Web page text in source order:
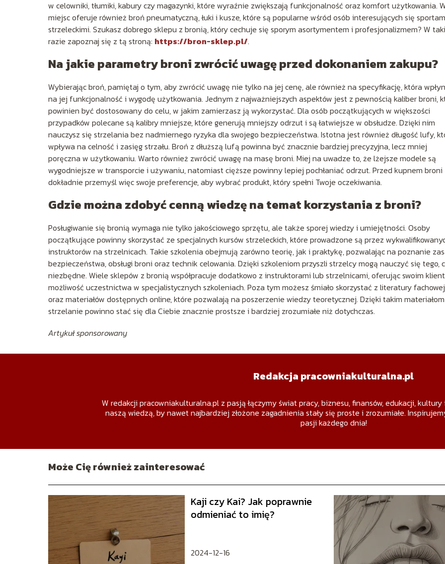
w celowniki, tłumiki, kabury czy magazynki, które wyraźnie zwiększają funkcjonalność oraz komfort użytkowania.
miejsc oferuje również broń pneumatyczną, łuki i kusze, które są popularne wśród osób interesujących się
strzeleckimi. Szukasz dobrego sklepu z bronią, który cechuje się sporym asortymentem i profesjonalizmem? W
razie zapoznaj się z tą stroną: https://bron-sklep.pl/.
Na jakie parametry broni zwrócić uwagę przed dokonaniem zakupu?
Wybierając broń, pamiętaj o tym, aby zwrócić uwagę nie tylko na jej cenę, ale również na specyfikację, która
na jej funkcjonalność i wygodę użytkowania. Jednym z najważniejszych aspektów jest z pewnością kaliber broni,
powinien być dostosowany do celu, w jakim zamierzasz ją wykorzystać. Dla osób początkujących w większości
przypadków polecane są kalibry mniejsze, które generują mniejszy odrzut i są łatwiejsze w obsłudze. Dzięki nim
nauczysz się strzelania bez nadmiernego ryzyka dla swojego bezpieczeństwa. Istotna jest również długość lufy,
wpływa na celność i zasięg strzału. Broń z dłuższą lufą powinna być znacznie bardziej precyzyjna, lecz mniej
poręczna w użytkowaniu. Warto również zwrócić uwagę na masę broni. Miej na uwadze to, że lżejsze modele są
wygodniejsze w transporcie i używaniu, natomiast cięższe powinny lepiej pochłaniać odrzut. Przed kupnem broni
dokładnie przemyśl więc swoje preferencje, aby wybrać produkt, który spełni Twoje oczekiwania.
Gdzie można zdobyć cenną wiedzę na temat korzystania z broni?
Posługiwanie się bronią wymaga nie tylko jakościowego sprzętu, ale także sporej wiedzy i umiejętności. Osoby
początkujące powinny skorzystać ze specjalnych kursów strzeleckich, które prowadzone są przez
instruktorów na strzelnicach. Takie szkolenia obejmują zarówno teorię, jak i praktykę, pozwalając na poznanie
bezpieczeństwa, obsługi broni oraz technik celowania. Dzięki szkoleniom przyszli strzelcy mogą nauczyć się tego,
niezbędne. Wiele sklepów z bronią współpracuje dodatkowo z instruktorami lub strzelnicami, oferując swoim
możliwość uczestnictwa w specjalistycznych szkoleniach. Poza tym możesz śmiało skorzystać z literatury fachowej
oraz materiałów dostępnych online, które pozwalają na poszerzenie wiedzy teoretycznej. Dzięki takim materiałom
strzelanie powinno stać się dla Ciebie znacznie prostsze i bardziej zrozumiałe niż dotychczas.
Artykuł sponsorowany
Redakcja pracowniakulturalna.pl
W redakcji pracowniakulturalna.pl z pasją łączymy świat pracy, biznesu, finansów, edukacji,
naszą wiedzą, by nawet najbardziej złożone zagadnienia stały się proste i zrozumiałe.
pasji każdego dnia!
Może Cię również zainteresować
Kaji czy Kai? Jak poprawnie
odmieniać to imię?
2024-12-16